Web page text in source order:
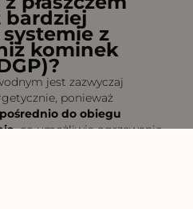
z
kominek
jest zazwyczaj
ponieważ
do obiegu
, co umożliwia ogrzewanie